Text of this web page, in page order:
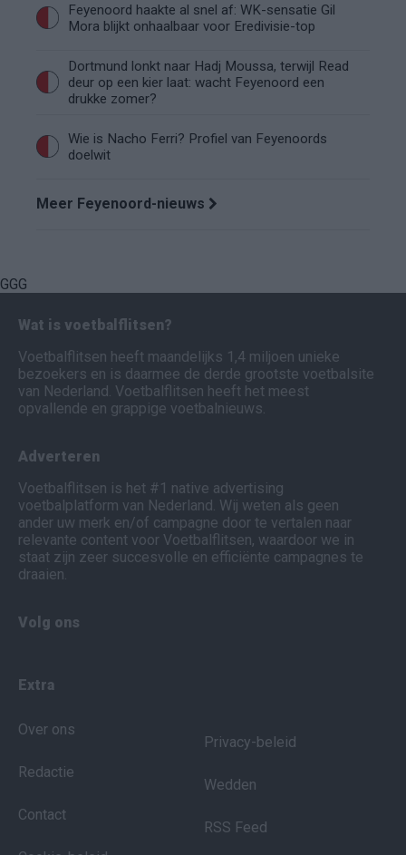
Feyenoord haakte al snel af: WK-sensatie Gil
Mora blijkt onhaalbaar voor Eredivisie-top
Dortmund lonkt naar Hadj Moussa, terwijl Read
deur op een kier laat: wacht Feyenoord een
drukke zomer?
Wie is Nacho Ferri? Profiel van Feyenoords
doelwit
Meer Feyenoord-nieuws
GGG
Wat is voetbalflitsen?
Voetbalflitsen heeft maandelijks 1,4 miljoen unieke
bezoekers en is daarmee de derde grootste voetbalsite
van Nederland. Voetbalflitsen heeft het meest
opvallende en grappige voetbalnieuws.
Adverteren
Voetbalflitsen is het #1 native advertising
voetbalplatform van Nederland. Wij weten als geen
ander uw merk en/of campagne door te vertalen naar
relevante content voor Voetbalflitsen, waardoor we in
staat zijn zeer succesvolle en efficiënte campagnes te
draaien.
Volg ons
Extra
Over ons
Redactie
Contact
Privacy-beleid
Wedden
RSS Feed